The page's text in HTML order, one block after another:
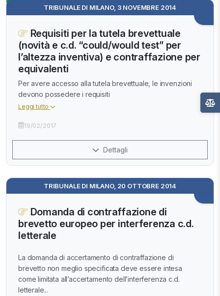
TRIBUNALE DI MILANO, 3 NOVEMBRE 2014
Requisiti per la tutela brevettuale
(novità e c.d. “could/would test” per
l’altezza inventiva) e contraffazione per
equivalenti
Per avere accesso alla tutela brevettuale, le invenzioni
devono possedere i requisiti
Leggi tutto
19/02/2017
Dettagli
TRIBUNALE DI MILANO, 20 OTTOBRE 2014
Domanda di contraffazione di
brevetto europeo per interferenza c.d.
letterale
La domanda di accertamento di contraffazione di
brevetto non meglio specificata deve essere intesa
come limitata all’accertamento dell’interferenza c.d.
letterale...